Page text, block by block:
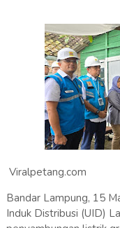
Viralpetang.com
Bandar Lampung, 15
Induk Distribusi (UID)